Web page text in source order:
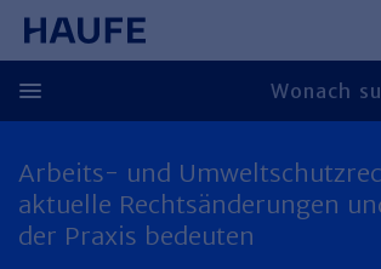
Springe direkt zum
Zum Hauptinhalt springen
Zur Navigation springen
Zur Suche springen
Zurück
Zurück
Arbeits- und
aktuelle Rechtsänderungen
der Praxis bedeuten